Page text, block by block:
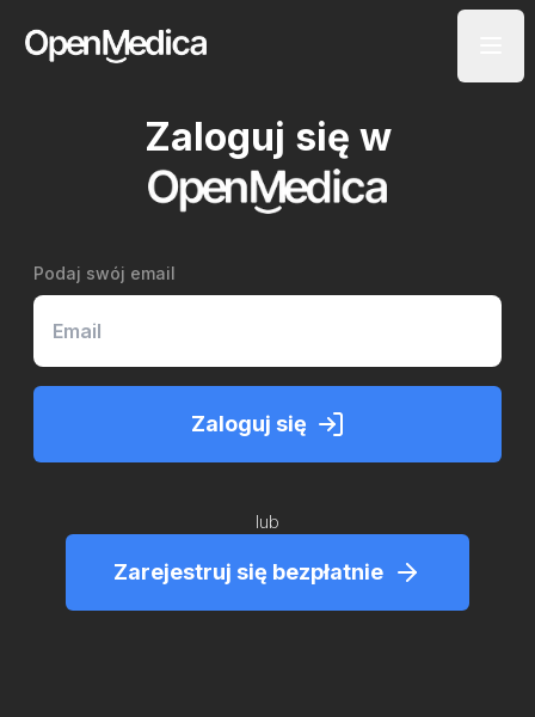
Zaloguj się w
Podaj swój email
Zaloguj się
lub
Zarejestruj się bezpłatnie